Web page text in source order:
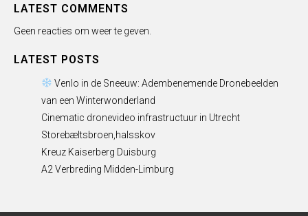
LATEST COMMENTS
Geen reacties om weer te geven.
LATEST POSTS
Venlo in de Sneeuw: Adembenemende Dronebeelden
van een Winterwonderland
Cinematic dronevideo infrastructuur in Utrecht
Storebæltsbroen,halsskov
Kreuz Kaiserberg Duisburg
A2 Verbreding Midden-Limburg